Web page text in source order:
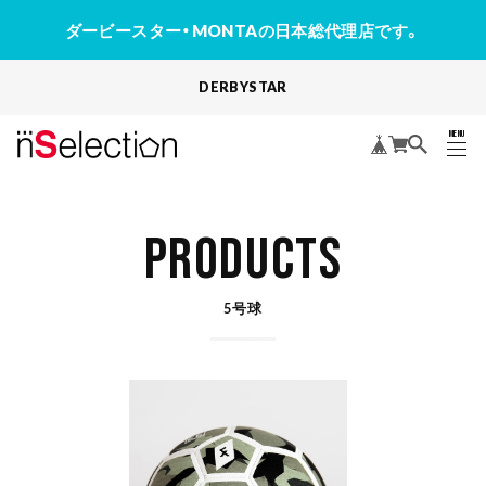
ダービースター・MONTAの日本総代理店です。
DERBYSTAR
MENU
CLOSE
PRODUCTS
5号球